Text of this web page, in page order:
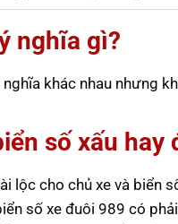
nghĩa gì?
khác nhau nhưng
số xấu hay
lộc cho chủ xe và biển
số xe đuôi 989 có